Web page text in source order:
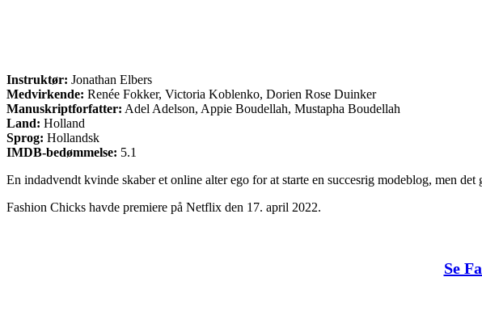
Instruktør: Jonathan Elbers
Medvirkende: Renée Fokker, Victoria Koblenko, Dorien Rose Duinker
Manuskriptforfatter: Adel Adelson, Appie Boudellah, Mustapha Boudellah
Land: Holland
Sprog: Hollandsk
IMDB-bedømmelse: 5.1
En indadvendt kvinde skaber et online alter ego for at starte en succesrig modeblog, men
Fashion Chicks havde premiere på Netflix den 17. april 2022.
Se